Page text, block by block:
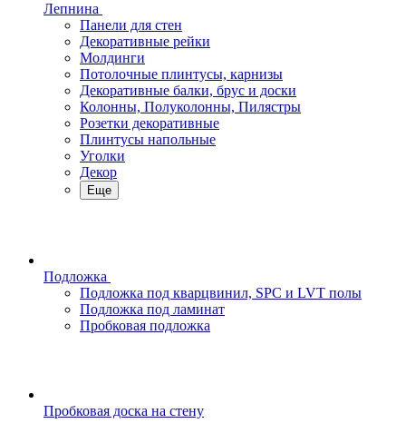
Лепнина
Панели для стен
Декоративные рейки
Молдинги
Потолочные плинтусы, карнизы
Декоративные балки, брус и доски
Колонны, Полуколонны, Пилястры
Розетки декоративные
Плинтусы напольные
Уголки
Декор
Еще
Подложка
Подложка под кварцвинил, SPC и LVT полы
Подложка под ламинат
Пробковая подложка
Пробковая доска на стену